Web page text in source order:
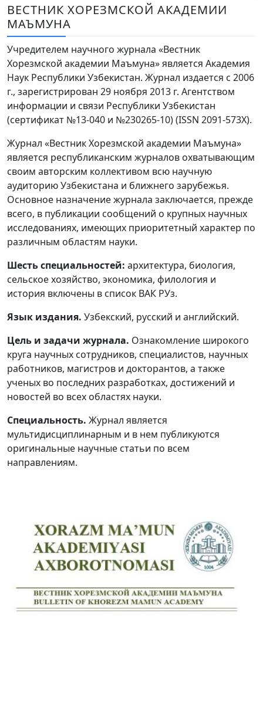
Volume 6_4, 2026
Volume 6_3, 2026
Volume 6_2, 2026
Volume 6_1, 2026
Volume MAXSUS_SON, 2022
Volume 3_2, 2020
Volume 3_1, 2020
Volume 3_2, 2026
Volume 5_5, 2026
Volume 5_4, 2026
Volume 5_3, 2026
Volume 5_2, 2026
Volume 5_1, 2026
Volume 4_5, 2026
Volume 4_4, 2026
Volume 4_3, 2026
Volume 4_2, 2026
Volume 4_1, 2026
Volume 3_5, 2026
Volume 3_4, 2026
Volume 2_5, 2026
Volume 2_4, 2026
Volume 2_3, 2026
Volume 2_2, 2026
ВЕСТНИК ХОРЕЗМСКОЙ АКАДЕМИИ
МАЪМУНА
Учредителем научного журнала «Вестник
Хорезмской академии Маъмуна» является Академия
Наук Республики Узбекистан. Журнал издается с 2006
г., зарегистрирован 29 ноября 2013 г. Агентством
информации и связи Республики Узбекистан
(сертификат №13-040 и №230265-10) (ISSN 2091-573Х).
Журнал «Вестник Хорезмской академии Маъмуна»
является республиканским журналов охватывающим
своим авторским коллективом всю научную
аудиторию Узбекистана и ближнего зарубежья.
Основное назначение журнала заключается, прежде
всего, в публикации сообщений о крупных научных
исследованиях, имеющих приоритетный характер по
различным областям науки.
Шесть специальностей: архитектура, биология,
сельское хозяйство, экономика, филология и
история включены в список ВАК РУз.
Язык издания. Узбекский, русский и английский.
Цель и задачи журнала. Ознакомление широкого
круга научных сотрудников, специалистов, научных
работников, магистров и докторантов, а также
ученых во последних разработках, достижений и
новостей во всех областях науки.
Специальность. Журнал является
мультидисциплинарным и в нем публикуются
оригинальные научные статьи по всем
направлениям.